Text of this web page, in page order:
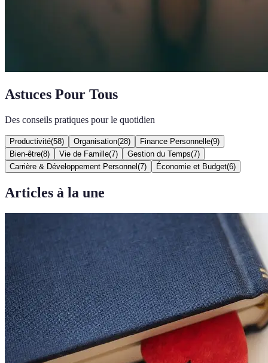
Astuces Pour Tous
Des conseils pratiques pour le quotidien
Productivité(58) Organisation(28) Finance Personnelle(9)
Bien-être(8) Vie de Famille(7) Gestion du Temps(7)
Carrière & Développement Personnel (7) Économie et Budget(6)
Articles à la une